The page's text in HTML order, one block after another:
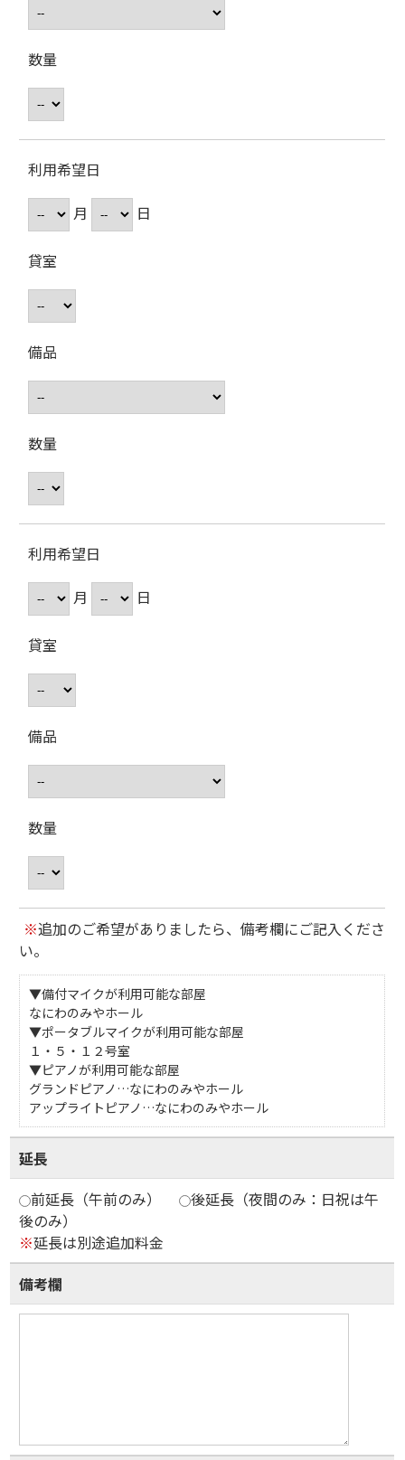
数量
利用希望日
月
日
貸室
備品
数量
利用希望日
月
日
貸室
備品
数量
※追加のご希望がありましたら、備考欄にご記入くださ
い。
▼備付マイクが利用可能な部屋
なにわのみやホール
▼ポータブルマイクが利用可能な部屋
１・５・１２号室
▼ピアノが利用可能な部屋
グランドピアノ…なにわのみやホール
アップライトピアノ…なにわのみやホール
延長
前延長（午前のみ）
後延長（夜間のみ：日祝は午
後のみ）
※延長は別途追加料金
備考欄